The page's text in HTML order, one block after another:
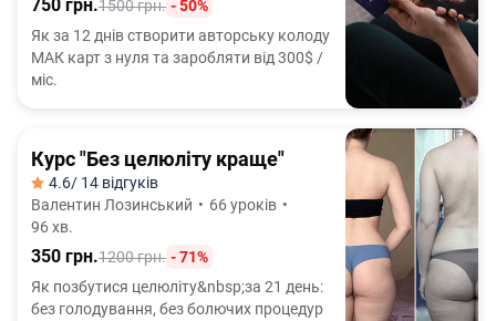
750 грн.1500 грн. - 50%
Як за 12 днів створити авторську колоду
МАК карт з нуля та заробляти від 300$ /
міс.
Курс "Без целюліту краще"
4.6/ 14 відгуків
Валентин Лозинський • 66 уроків •
96 хв.
350 грн.1200 грн. - 71%
Як позбутися целюліту&nbsp;за 21 день:
без голодування, без болючих процедур